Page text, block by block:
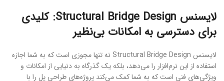
لایسنس Structural Bridge Design: کلیدی
برای دسترسی به امکانات بی‌نظیر
لایسنس Structural Bridge Design نه تنها مجوزی است که به شما اجازه
استفاده از این نرم‌افزار را می‌دهد، بلکه یک گذرگاه به دنیایی از امکانات و
ویژگی‌های فنی است که به شما کمک می‌کند پروژه‌های طراحی پل را با